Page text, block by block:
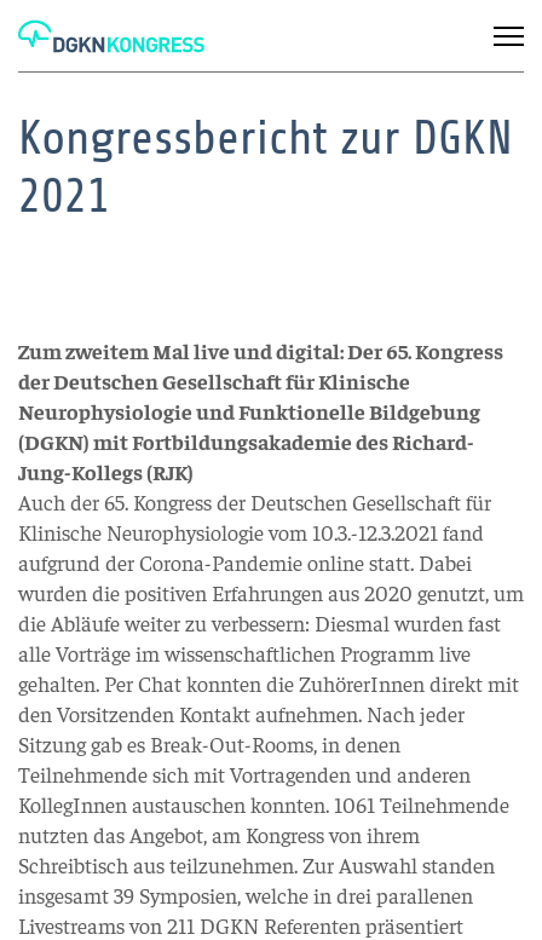
Kongressbericht zur DGKN
2021
Zum zweitem Mal live und digital: Der 65. Kongress
der Deutschen Gesellschaft für Klinische
Neurophysiologie und Funktionelle Bildgebung
(DGKN) mit Fortbildungsakademie des Richard-
Jung-Kollegs (RJK)
Auch der 65. Kongress der Deutschen Gesellschaft für
Klinische Neurophysiologie vom 10.3.-12.3.2021 fand
aufgrund der Corona-Pandemie online statt. Dabei
wurden die positiven Erfahrungen aus 2020 genutzt, um
die Abläufe weiter zu verbessern: Diesmal wurden fast
alle Vorträge im wissenschaftlichen Programm live
gehalten. Per Chat konnten die ZuhörerInnen direkt mit
den Vorsitzenden Kontakt aufnehmen. Nach jeder
Sitzung gab es Break-Out-Rooms, in denen
Teilnehmende sich mit Vortragenden und anderen
KollegInnen austauschen konnten. 1061 Teilnehmende
nutzten das Angebot, am Kongress von ihrem
Schreibtisch aus teilzunehmen. Zur Auswahl standen
insgesamt 39 Symposien, welche in drei parallenen
Livestreams von 211 DGKN Referenten präsentiert